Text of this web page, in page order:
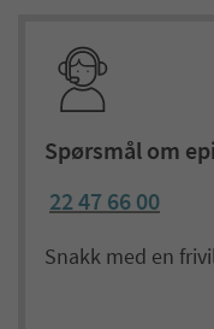
Spørsmål om
22 47 66 00
Snakk med en